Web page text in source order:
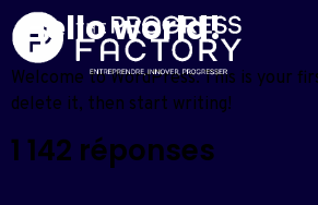
Hello world!
Welcome to WordPress. This is your
delete it, then start writing!
1 142 réponses